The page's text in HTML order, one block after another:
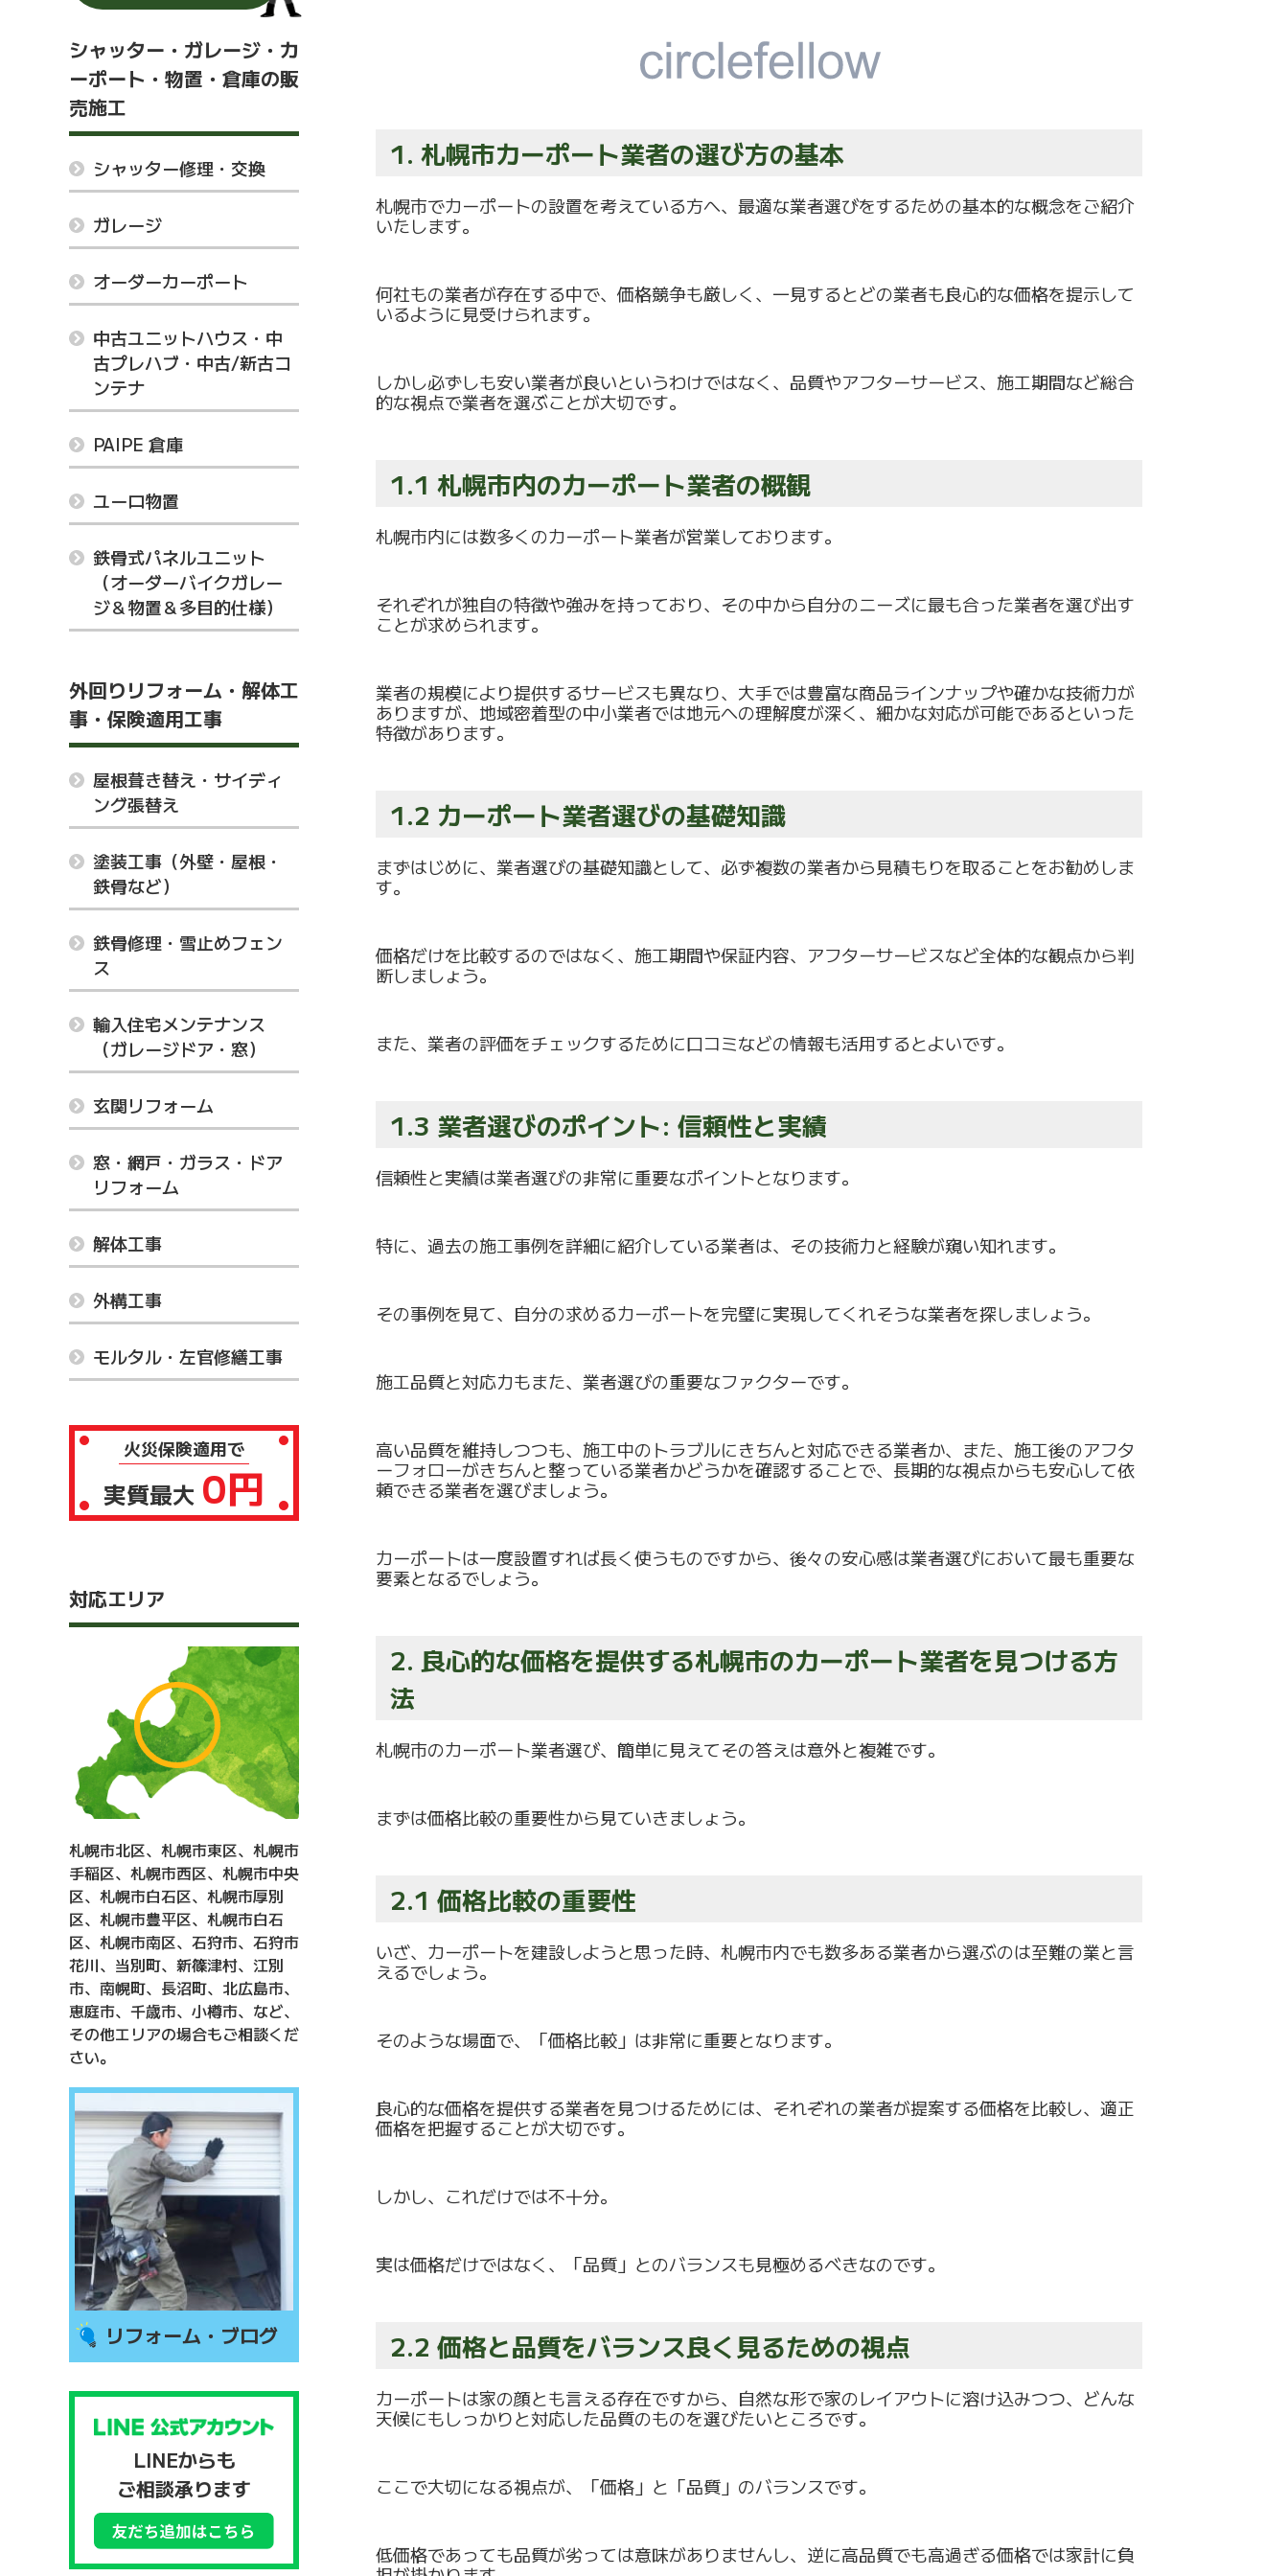
シャッター・ガレージ・カ
ーポート・物置・倉庫の販
売施工
シャッター修理・交換
ガレージ
オーダーカーポート
中古ユニットハウス・中
古プレハブ・中古/新古コ
ンテナ
PAIPE 倉庫
ユーロ物置
鉄骨式パネルユニット
（オーダーバイクガレー
ジ＆物置＆多目的仕様）
外回りリフォーム・解体工
事・保険適用工事
屋根葺き替え・サイディ
ング張替え
塗装工事（外壁・屋根・
鉄骨など）
鉄骨修理・雪止めフェン
ス
輸入住宅メンテナンス
（ガレージドア・窓）
玄関リフォーム
窓・網戸・ガラス・ドア
リフォーム
解体工事
外構工事
モルタル・左官修繕工事
火災保険適用で
実質最大 0円
対応エリア
札幌市北区、札幌市東区、札幌市
手稲区、札幌市西区、札幌市中央
区、札幌市白石区、札幌市厚別
区、札幌市豊平区、札幌市白石
区、札幌市南区、石狩市、石狩市
花川、当別町、新篠津村、江別
市、南幌町、長沼町、北広島市、
恵庭市、千歳市、小樽市、など、
その他エリアの場合もご相談くだ
さい。
リフォーム・ブログ
LINEからも
ご相談承ります
1. 札幌市カーポート業者の選び方の基本
札幌市でカーポートの設置を考えている方へ、 最適な業者選びをするための基本的な概念をご紹介
いたします。
何社もの業者が存在する中で、価格競争も厳しく、 一見するとどの業者も良心的な価格を提示して
いるように見受けられます。
しかし必ずしも安い業者が良いというわけではなく、 品質やアフターサービス、 施工期間など総合
的な視点で業者を選ぶことが大切です。
1.1 札幌市内のカーポート業者の概観
札幌市内には数多くのカーポート業者が営業しております。
それぞれが独自の特徴や強みを持っており、 その中から自分のニーズに最も合った業者を選び出す
ことが求められます。
業者の規模により提供するサービスも異なり、 大手では豊富な商品ラインナップや確かな技術力が
ありますが、 地域密着型の中小業者では地元への理解度が深く、 細かな対応が可能であるといった
特徴があります。
1.2 カーポート業者選びの基礎知識
まずはじめに、業者選びの基礎知識として、 必ず複数の業者から見積もりを取ることをお勧めしま
す。
価格だけを比較するのではなく、施工期間や保証内容、 アフターサービスなど全体的な観点から判
断しましょう。
また、 業者の評価をチェックするために口コミなどの情報も活用するとよいです。
1.3 業者選びのポイント: 信頼性と実績
信頼性と実績は業者選びの非常に重要なポイントとなります。
特に、過去の施工事例を詳細に紹介している業者は、 その技術力と経験が窺い知れます。
その事例を見て、 自分の求めるカーポートを完璧に実現してくれそうな業者を探しましょう。
施工品質と対応力もまた、業者選びの重要なファクターです。
高い品質を維持しつつも、 施工中のトラブルにきちんと対応できる業者か、また、 施工後のアフタ
ーフォローがきちんと整っている業者かどうかを確認することで、 長期的な視点からも安心して依
頼できる業者を選びましょう。
カーポートは一度設置すれば長く使うものですから、 後々の安心感は業者選びにおいて最も重要な
要素となるでしょう。
2. 良心的な価格を提供する札幌市のカーポート業者を見つける方
法
札幌市のカーポート業者選び、 簡単に見えてその答えは意外と複雑です。
まずは価格比較の重要性から見ていきましょう。
2.1 価格比較の重要性
いざ、カーポートを建設しようと思った時、 札幌市内でも数多ある業者から選ぶのは至難の業と言
えるでしょう。
そのような場面で、「価格比較」は非常に重要となります。
良心的な価格を提供する業者を見つけるためには、 それぞれの業者が提案する価格を比較し、 適正
価格を把握することが大切です。
しかし、これだけでは不十分。
実は価格だけではなく、「品質」 とのバランスも見極めるべきなのです。
2.2 価格と品質をバランス良く見るための視点
カーポートは家の顔とも言える存在ですから、 自然な形で家のレイアウトに溶け込みつつ、 どんな
天候にもしっかりと対応した品質のものを選びたいところです。
ここで大切になる視点が、「価格」と「品質」のバランスです。
低価格であっても品質が劣っては意味がありませんし、 逆に高品質でも高過ぎる価格では家計に負